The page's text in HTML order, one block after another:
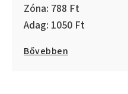
788
1050
Bővebben